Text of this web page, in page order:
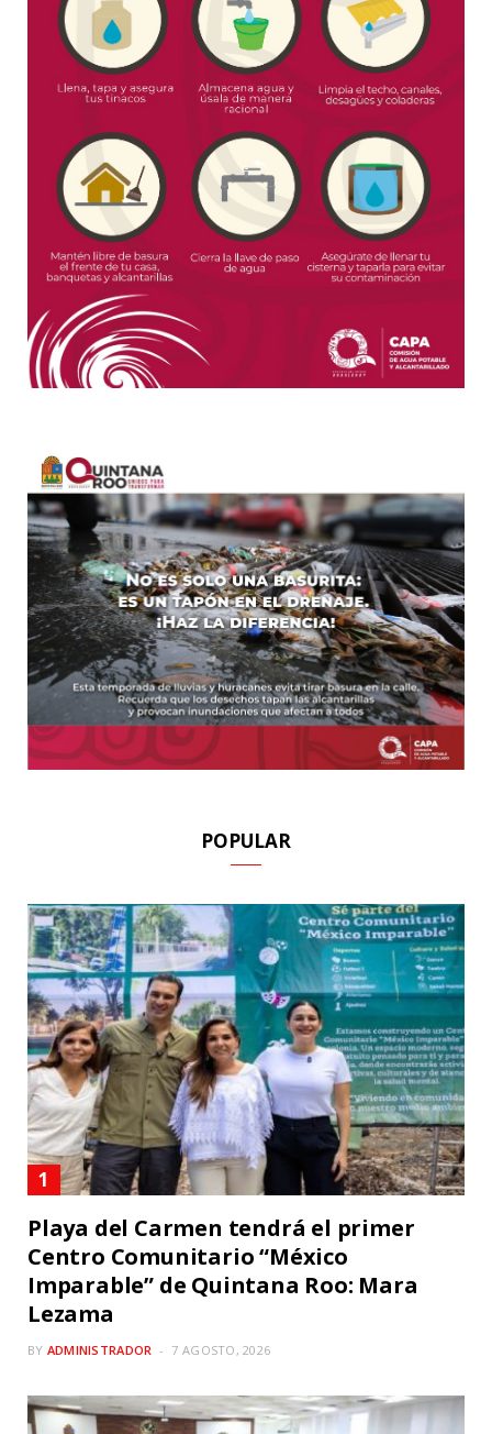
POPULAR
Playa del Carmen tendrá el primer
Centro Comunitario “México
Imparable” de Quintana Roo: Mara
Lezama
BY ADMINISTRADOR 7 AGOSTO, 2026